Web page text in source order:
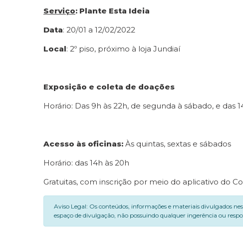
Serviço: Plante Esta Ideia
Data: 20/01 a 12/02/2022
Local: 2º piso, próximo à loja Jundiaí
Exposição e coleta de doações
Horário: Das 9h às 22h, de segunda à sábado, e das
Acesso às oficinas: Às quintas, sextas e sábados
Horário: das 14h às 20h
Gratuitas, com inscrição por meio do aplicativo do
Aviso Legal: Os conteúdos, informações e materiais divulgados
espaço de divulgação, não possuindo qualquer ingerência ou